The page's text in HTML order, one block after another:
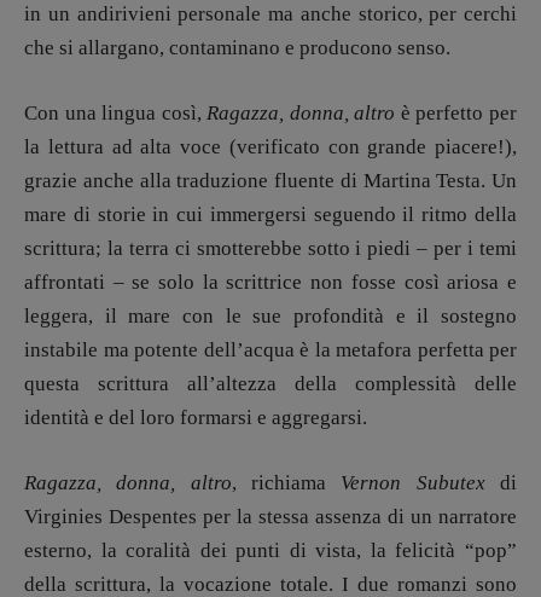
in un andirivieni personale ma anche storico, per cerchi
che si allargano, contaminano e producono senso.
Con una lingua così, Ragazza, donna, altro è perfetto per
la lettura ad alta voce (verificato con grande piacere!),
grazie anche alla traduzione fluente di Martina Testa. Un
mare di storie in cui immergersi seguendo il ritmo della
scrittura; la terra ci smotterebbe sotto i piedi – per i temi
affrontati – se solo la scrittrice non fosse così ariosa e
leggera, il mare con le sue profondità e il sostegno
instabile ma potente dell’acqua è la metafora perfetta per
questa scrittura all’altezza della complessità delle
identità e del loro formarsi e aggregarsi.
Ragazza, donna, altro, richiama Vernon Subutexdi
Virginies Despentes per la stessa assenza di un narratore
esterno, la coralità dei punti di vista, la felicità “pop”
della scrittura, la vocazione totale. I due romanzi sono